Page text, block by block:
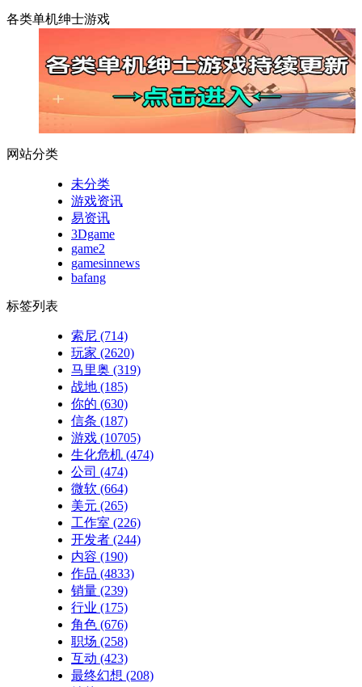
各类单机绅士游戏
网站分类
未分类
游戏资讯
易资讯
3Dgame
game2
gamesinnews
bafang
标签列表
索尼 (714)
玩家 (2620)
马里奥 (319)
战地 (185)
你的 (630)
信条 (187)
游戏 (10705)
生化危机 (474)
公司 (474)
微软 (664)
美元 (265)
工作室 (226)
开发者 (244)
内容 (190)
作品 (4833)
销量 (239)
行业 (175)
角色 (676)
职场 (258)
互动 (423)
最终幻想 (208)